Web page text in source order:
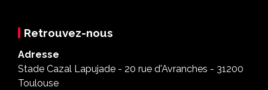
Retrouvez-nous
Adresse
Stade Cazal Lapujade - 20 rue d'Avranches - 31200
Toulouse